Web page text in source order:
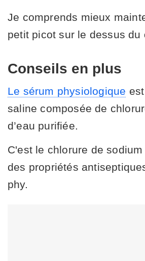
Je comprends mieux
petit picot sur le dessus du
Conseils en plus
Le sérum physiologique
saline composée de
d’eau purifiée.
C'est le chlorure de
des propriétés
phy.